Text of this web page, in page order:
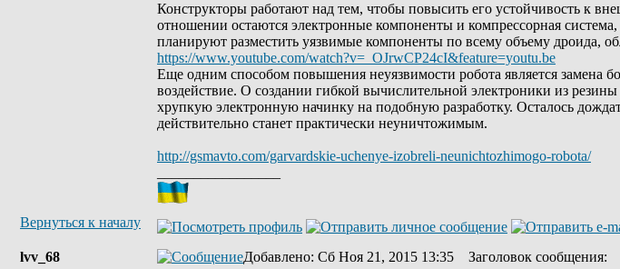
Конструкторы работают над тем, чтобы повысить его устойчивость к
отношении остаются электронные компоненты и компрессорная
планируют разместить уязвимые компоненты по всему объему дроида,
https://www.youtube.com/watch?v=_OJrwCP24cI&feature=youtu.be
Еще одним способом повышения неуязвимости робота является замена
воздействие. О создании гибкой вычислительной электроники из
хрупкую электронную начинку на подобную разработку. Осталось
действительно станет практически неуничтожимым.
http://gsmavto.com/garvardskie-uchenye-izobreli-neunichtozhimogo-robota/
Вернуться к началу
lvv_68 Добавлено: Сб Ноя 21, 2015 13:35 Заголовок сообщения: